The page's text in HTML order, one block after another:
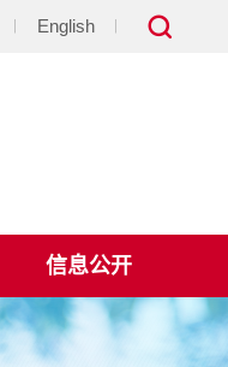
English
信息公开